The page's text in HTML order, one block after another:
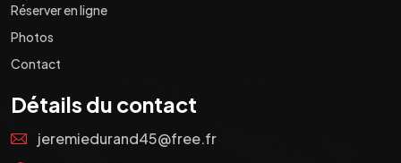
Réserver en ligne
Photos
Contact
Détails du contact
jeremiedurand45@free.fr